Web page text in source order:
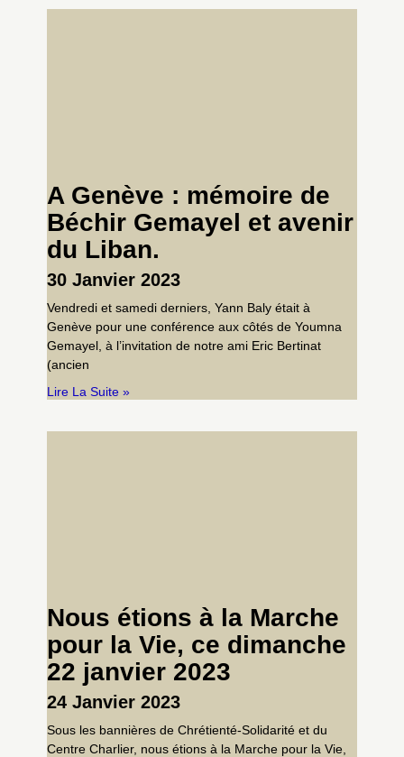
A Genève : mémoire de
Béchir Gemayel et avenir
du Liban.
30 Janvier 2023
Vendredi et samedi derniers, Yann Baly était à
Genève pour une conférence aux côtés de Youmna
Gemayel, à l’invitation de notre ami Eric Bertinat
(ancien
Lire La Suite »
Nous étions à la Marche
pour la Vie, ce dimanche
22 janvier 2023
24 Janvier 2023
Sous les bannières de Chrétienté-Solidarité et du
Centre Charlier, nous étions à la Marche pour la Vie,